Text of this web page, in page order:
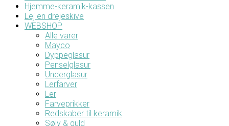
Hjemme-keramik-kassen
Lej en drejeskive
WEBSHOP
Alle varer
Mayco
Dyppeglasur
Penselglasur
Underglasur
Lerfarver
Ler
Farveprikker
Redskaber til keramik
Sølv & guld